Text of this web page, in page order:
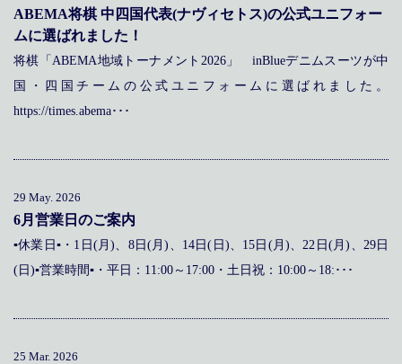
ABEMA将棋 中四国代表(ナヴィセトス)の公式ユニフォー
ムに選ばれました！
将棋「ABEMA地域トーナメント2026」 inBlueデニムスーツが中
国・四国チームの公式ユニフォームに選ばれました。
https://times.abema･･･
29 May. 2026
6月営業日のご案内
▪休業日▪・1日(月)、8日(月)、14日(日)、15日(月)、22日(月)、29日
(日)▪営業時間▪・平日：11:00～17:00・土日祝：10:00～18:･･･
25 Mar. 2026